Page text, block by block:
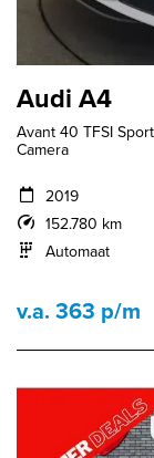
Audi A4
Avant 40 TFSI
Camera
2019
152.780 km
Automaat
v.a. 363 p/m